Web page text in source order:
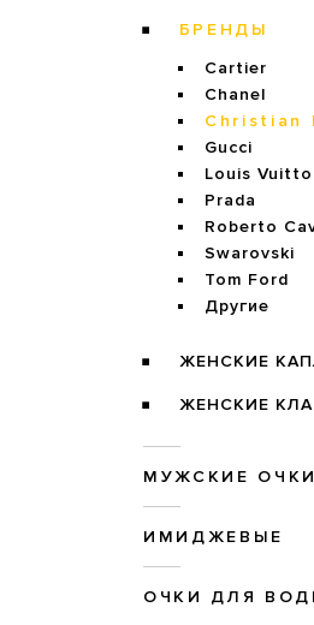
БРЕНДЫ
Cartier
Chanel
Christian
Gucci
Louis
Prada
Roberto
Swarovski
Tom Ford
Другие
ЖЕНСКИЕ
ЖЕНСКИЕ
МУЖСКИЕ ОЧКИ
ИМИДЖЕВЫЕ
ОЧКИ ДЛЯ